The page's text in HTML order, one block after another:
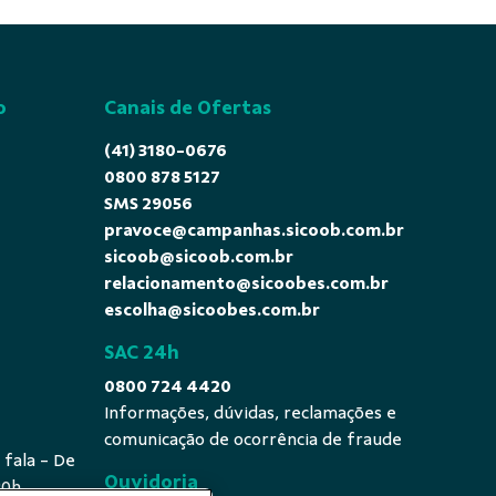
fala - De
Canais de Ofertas
(41) 3180-0676
0800 878 5127
SMS 29056
pravoce@campanhas.sicoob.com.br
sicoob@sicoob.com.br
relacionamento@sicoobes.com.br
escolha@sicoobes.com.br
SAC 24h
0800 724 4420
Informações, dúvidas, reclamações e
comunicação de ocorrência de fraude
Ouvidoria